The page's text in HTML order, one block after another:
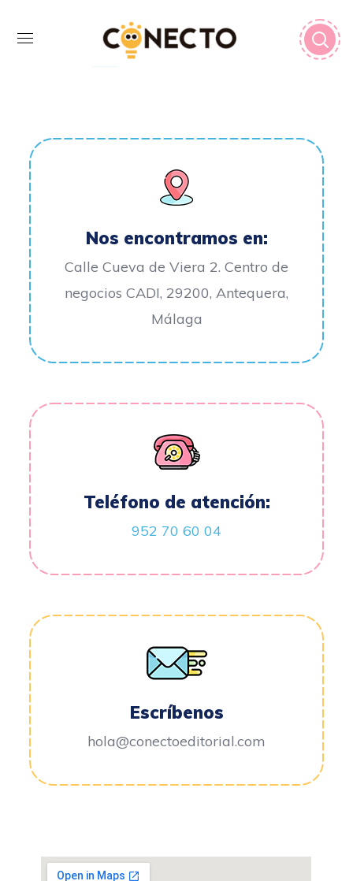
Nos encontramos en:
Calle Cueva de Viera 2. Centro de
negocios CADI, 29200, Antequera,
Málaga
Teléfono de atención:
952 70 60 04
Escríbenos
hola@conectoeditorial.com